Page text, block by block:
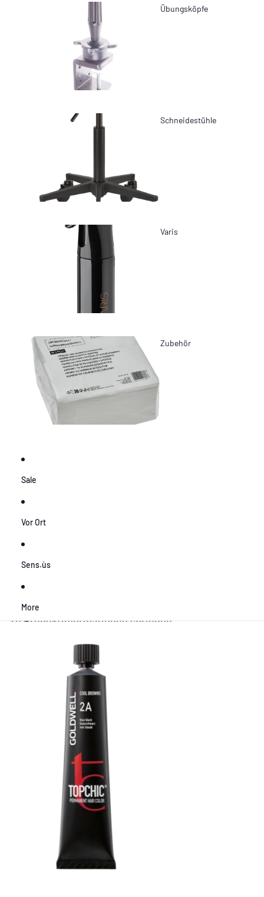
Übungsköpfe
Schneidestühle
Varis
Zubehör
Sale
Vor Ort
Sens.ùs
More
Zu Produktinformationen springen